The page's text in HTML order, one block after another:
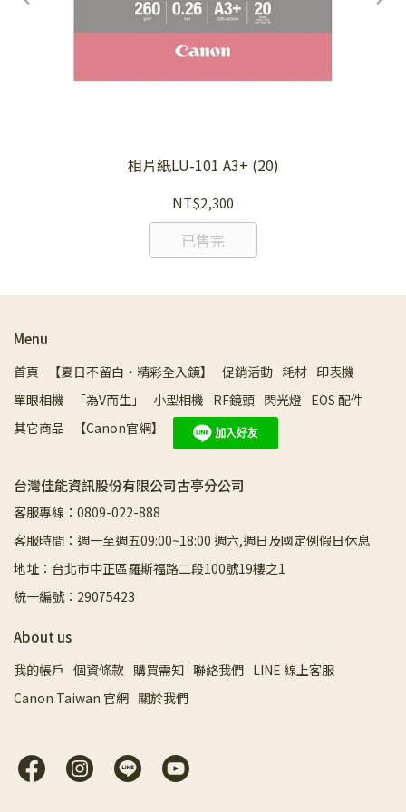
相片紙LU-101 A3+ (20)
NT$2,300
已售完
Menu
首頁 【夏日不留白・精彩全入鏡】 促銷活動 耗材 印表機
單眼相機
「為V而生」 小型相機 RF鏡頭 閃光燈 EOS 配件
其它商品
【Canon官網】
台灣佳能資訊股份有限公司古亭分公司
客服專線：0809-022-888
客服時間：週一至週五09:00~18:00 週六,週日及國定例假日休息
地址：台北市中正區羅斯福路二段100號19樓之1
統一編號：29075423
About us
我的帳戶 個資條款 購買需知 聯絡我們 LINE 線上客服
Canon Taiwan 官網 關於我們